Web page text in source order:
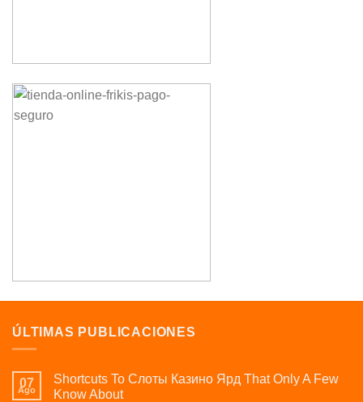
ÚLTIMAS PUBLICACIONES
07
Ago
Shortcuts To Слоты Казино Ярд That Only A Few
Know About